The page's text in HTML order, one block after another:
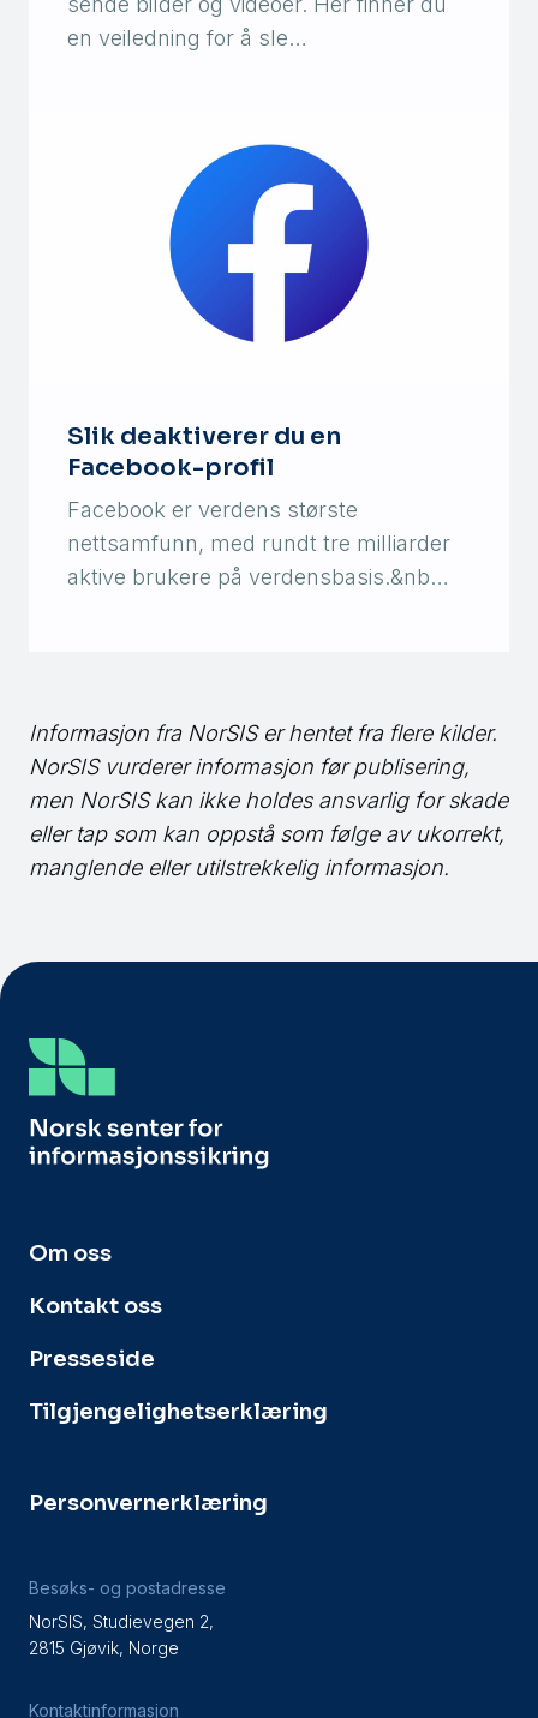
en veiledning for å sle…
Slik deaktiverer du en
Facebook-profil
Facebook er verdens største
nettsamfunn, med rundt tre milliarder
aktive brukere på verdensbasis.&nb…
Informasjon fra NorSIS er hentet fra flere kilder.
NorSISvurderer informasjon før publisering,
men NorSISkan ikke holdes ansvarlig for skade
eller tap som kan oppstå som følge av ukorrekt,
manglende eller utilstrekkelig informasjon.
Om oss
Kontakt oss
Presseside
Tilgjengelighetserklæring
Personvernerklæring
Besøks- og postadresse
NorSIS, Studievegen 2,
2815 Gjøvik, Norge
Kontaktinformasjon